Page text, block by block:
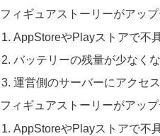
フィギュアストーリーがアッ
AppStoreやPlayストアで不
バッテリーの残量が少なく
運営側のサーバーにアクセ
フィギュアストーリーがアッ
AppStoreやPlayストアで不